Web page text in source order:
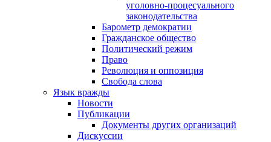
уголовно-процесуального
законодательства
Барометр демократии
Гражданское общество
Политический режим
Право
Революция и оппозиция
Свобода слова
Язык вражды
Новости
Публикации
Документы других организаций
Дискуссии